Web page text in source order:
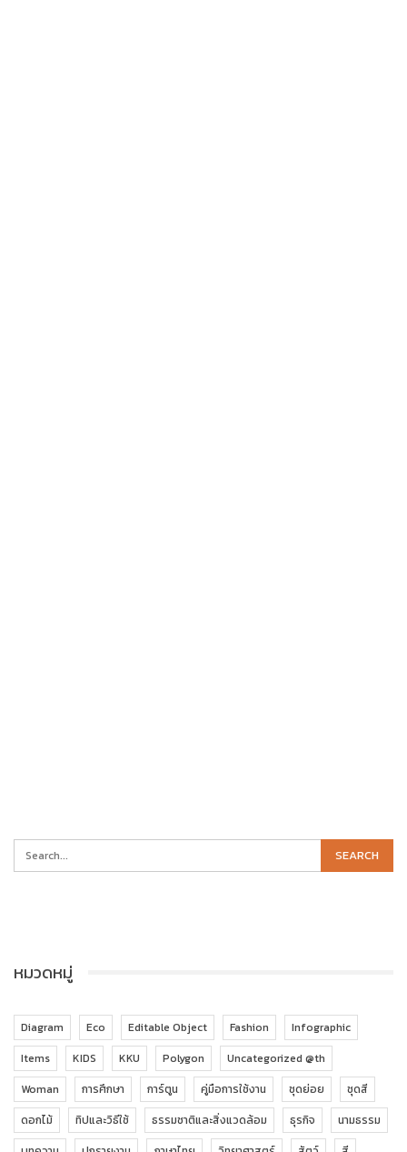
หมวดหมู่
Diagram Eco Editable Object Fashion
Infographic
Items
KIDS KKU Polygon
Uncategorized @th
Woman
การศึกษา การ์ตูน คู่มือการใช้งาน ชุดย่อย
ชุดสี
ดอกไม้
ทิปและวิธีใช้ ธรรมชาติและสิ่งแวดล้อม ธุรกิจ
นามธรรม